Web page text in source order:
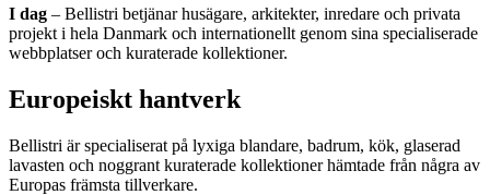
I dag – Bellistri betjänar husägare, arkitekter, inredare och privata
projekt i hela Danmark och internationellt genom sina specialiserade
webbplatser och kuraterade kollektioner.
Europeiskt hantverk
Bellistri är specialiserat på lyxiga blandare, badrum, kök, glaserad
lavasten och noggrant kuraterade kollektioner hämtade från några av
Europas främsta tillverkare.